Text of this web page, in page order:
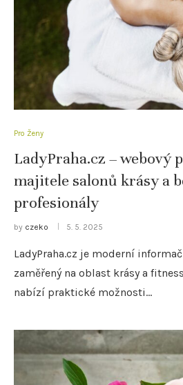
Pro Ženy
LadyPraha.cz – webový
majitele salonů krásy a
profesionály
by czeko 5. 5. 2025
LadyPraha.cz je moderní
zaměřený na oblast krásy a
nabízí praktické možnosti…